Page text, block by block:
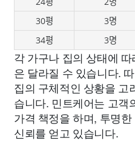
30평
3명
34평
3명
각 가구나 집의 상태에
은 달라질 수 있습니다.
집의 구체적인 상황을 고
습니다. 민트케어는 고객
가격 책정을 하며, 투명
신뢰를 얻고 있습니다.